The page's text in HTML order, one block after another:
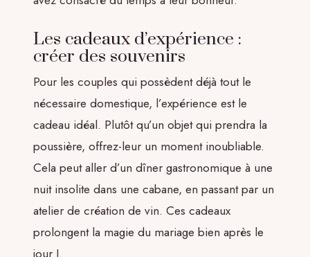
Les cadeaux d’expérience :
créer des souvenirs
Pour les couples qui possèdent déjà tout le
nécessaire domestique, l’expérience est le
cadeau idéal. Plutôt qu’un objet qui prendra la
poussière, offrez-leur un moment inoubliable.
Cela peut aller d’un dîner gastronomique à une
nuit insolite dans une cabane, en passant par un
atelier de création de vin. Ces cadeaux
prolongent la magie du mariage bien après le
jour J.